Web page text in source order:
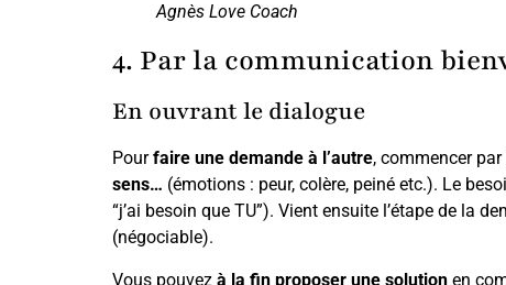
Agnès Love Coach
4. Par la communication
En ouvrant le dialogue
Pourfaire une demande à l’autre, commencer
sens… (émotions : peur, colère, peiné etc.). Le
“j’ai besoin que TU”). Vient ensuite l’étape de la
(négociable).
Vous pouvez à la fin proposer une solution en